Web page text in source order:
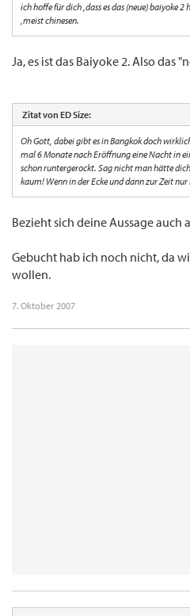
ich hoffe für dich ,dass es das (neue) baiyoke
,meist chinesen.
Ja, es ist das Baiyoke 2. Also das
Zitat von ED Size:
Oh Gott, dabei gibt es in Bangkok doch
mal 6 Monate nach Eröffnung eine Nacht in
schon runtergerockt. Sag nicht man hätte
kaum! Wenn in der Ecke und dann zur Zeit
Bezieht sich deine Aussage auch
Gebucht hab ich noch nicht, da
wollen.
7. Oktober 2007